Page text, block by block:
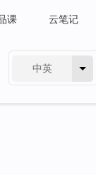
课 云笔记
中英